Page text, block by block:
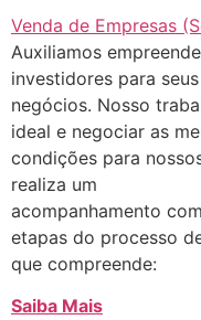
Venda de Empresas
Auxiliamos
investidores para seus
negócios. Nosso
ideal e negociar as
condições para
realiza um
acompanhamento
etapas do processo
que compreende:
Saiba Mais